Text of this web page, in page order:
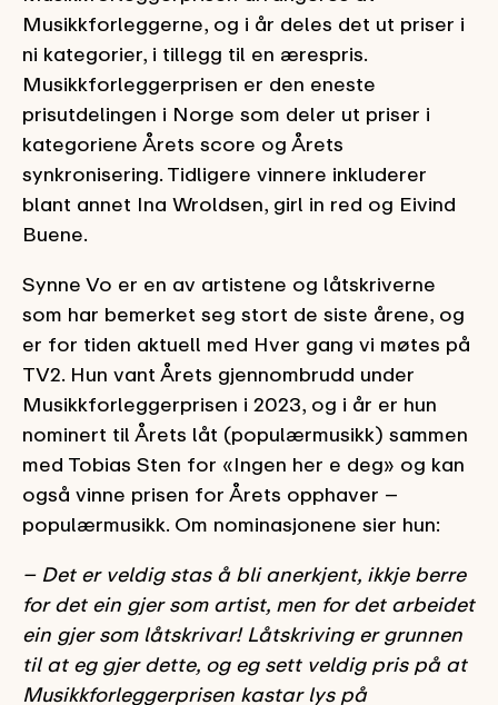
Musikkforleggerne, og i år deles det ut priser i
ni kategorier, i tillegg til en ærespris.
Musikkforleggerprisen er den eneste
prisutdelingen i Norge som deler ut priser i
kategoriene Årets score og Årets
synkronisering. Tidligere vinnere inkluderer
blant annet Ina Wroldsen, girl in red og Eivind
Buene.
Synne Vo er en av artistene og låtskriverne
som har bemerket seg stort de siste årene, og
er for tiden aktuell med Hver gang vi møtes på
TV2. Hun vant Årets gjennombrudd under
Musikkforleggerprisen i 2023, og i år er hun
nominert til Årets låt (populærmusikk) sammen
med Tobias Sten for «Ingen her e deg» og kan
også vinne prisen for Årets opphaver –
populærmusikk. Om nominasjonene sier hun:
– Det er veldig stas å bli anerkjent, ikkje berre
for det ein gjer som artist, men for det arbeidet
ein gjer som låtskrivar! Låtskriving er grunnen
til at eg gjer dette, og eg sett veldig pris på at
Musikkforleggerprisen kastar lys på